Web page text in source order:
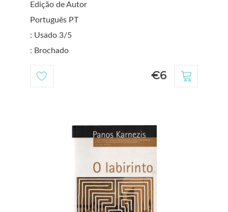
Edição de Autor
Português PT
: Usado 3/5
: Brochado
€6